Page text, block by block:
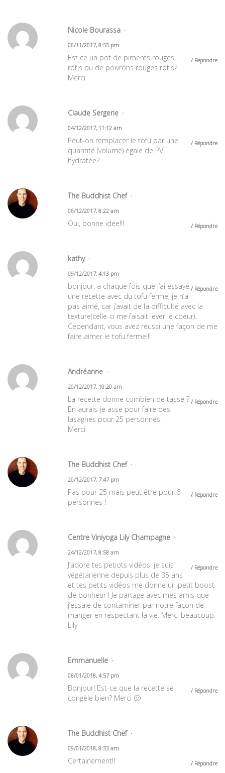
Nicole Bourassa
06/11/2017, 8:53 pm
Répondre
Est ce un pot de piments rouges
rôtis ou de poivrons rouges rôtis?
Merci
Claude Sergerie
04/12/2017, 11:12 am
Répondre
Peut-on remplacer le tofu par une
quantité (volume) égale de PVT
hydratée?
The Buddhist Chef
06/12/2017, 8:22 am
Répondre
Oui, bonne idée!!!
kathy
09/12/2017, 4:13 pm
Répondre
bonjour, a chaque fois que j’ai essayé
une recette avec du tofu ferme, je n’a
pas aimé, car j’avait de la difficulté avec la
texture(celle-ci me faisait lever le coeur).
Cependant, vous avez réussi une façon de me
faire aimer le tofu ferme!!!
Andréanne
20/12/2017, 10:20 am
Répondre
La recette donne combien de tasse ?
En aurais-je asse pour faire des
lasagnes pour 25 personnes.
Merci
The Buddhist Chef
20/12/2017, 7:47 pm
Répondre
Pas pour 25 mais peut être pour 6
personnes !
Centre Viniyoga Lily Champagne
24/12/2017, 8:58 am
Répondre
J’adore tes petiots vidéos. je suis
végétarienne depuis plus de 35 ans
et tes petits vidéos me donne un petit boost
de bonheur ! Je partage avec mes amis que
j’essaie de contaminer par notre façon de
manger en respectant la vie. Merci beaucoup.
Lily
Emmanuelle
08/01/2018, 4:57 pm
Répondre
Bonjour! Est-ce que la recette se
congèle bien? Merci 🙂
The Buddhist Chef
09/01/2018, 8:33 am
Répondre
Certainement!!